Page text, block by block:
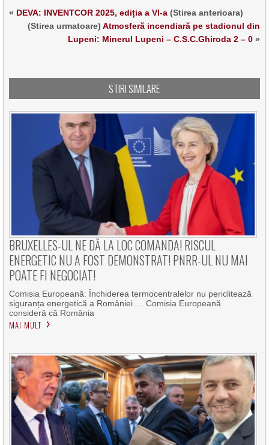
« DEVA: INVENTCOR 2025, ediția a VI-a (Stirea anterioara)
(Stirea urmatoare) Atmosferă incendiară pe stadionul din
Lupeni: Minerul Lupeni – C.S.C.Ghiroda 2 – 0»
STIRI SIMILARE
BRUXELLES-UL NE DĂ LA LOC COMANDA! RISCUL
ENERGETIC NU A FOST DEMONSTRAT! PNRR-UL NU MAI
POATE FI NEGOCIAT!
Comisia Europeană: Închiderea termocentralelor nu periclitează
siguranța energetică a României…. Comisia Europeană
consideră că România
MAI MULT